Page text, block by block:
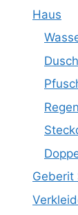
Haus
Geberit